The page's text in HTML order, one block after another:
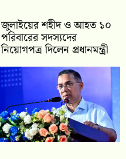
জুলাইয়ের শহীদ ও আহত ১০
পরিবারের সদস্যদের
নিয়োগপত্র দিলেন প্রধানমন্ত্রী